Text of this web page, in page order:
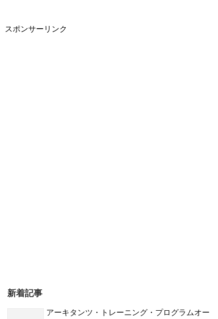
スポンサーリンク
新着記事
アーキタンツ・トレーニング・プログラムオー